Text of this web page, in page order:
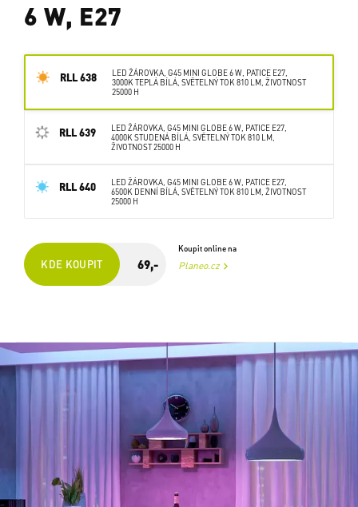
6 W, E27
RLL 638
LED ŽÁROVKA, G45 MINI GLOBE 6 W, PATICE E27,
3000K TEPLÁ BÍLÁ, SVĚTELNÝ TOK 810 LM, ŽIVOTNOST
25000 H
RLL 639
LED ŽÁROVKA, G45 MINI GLOBE 6 W, PATICE E27,
4000K STUDENÁ BÍLÁ, SVĚTELNÝ TOK 810 LM,
ŽIVOTNOST 25000 H
RLL 640
LED ŽÁROVKA, G45 MINI GLOBE 6 W, PATICE E27,
6500K DENNÍ BÍLÁ, SVĚTELNÝ TOK 810 LM, ŽIVOTNOST
25000 H
KDE KOUPIT 69,-
Koupit online na
Planeo.cz